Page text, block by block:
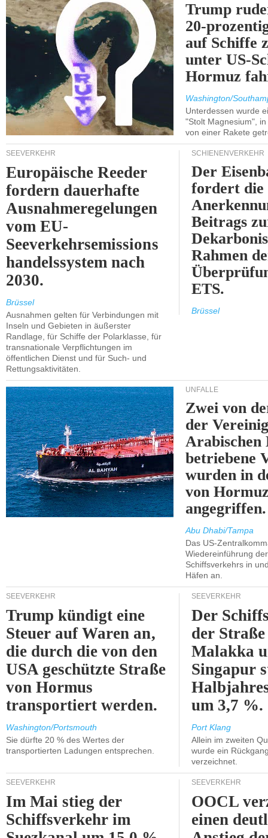
Trump
20-
auf Schiffe
unter US-
Hormuz
Washington/
Unterdessen wurde
"Stolt Magnesium",
von einer Rakete
SEEVERKEHR
Europäische Reeder
fordern dauerhafte
Ausnahmeregelungen
vom EU-
Seeverkehrsemissions
handelssystem nach
2030.
Brüssel
Ausnahmen gelten für Verbindungen mit
Inseln und Gebieten in äußerster
Randlage, für Schiffe der Polarklasse, für
transnationale Verpflichtungen im
öffentlichen Dienst und für Such- und
Rettungsaktivitäten.
SCHIENENVERKEHR
Der
fordert die
Beitrags
Rahmen
ETS.
Brüssel
UNFÄLLE
Zwei von
der
Arabischen
betriebene
wurden in
von
angegriffen.
Abu Dhabi/Tampa
Das US-
Wiedereinführung
Schiffsverkehrs in
Häfen an.
SEEVERKEHR
Trump kündigt eine
Steuer auf Waren an,
die durch die von den
USA geschützte Straße
von Hormus
transportiert werden.
Washington/Portsmouth
Sie dürfte 20 % des Wertes der
transportierten Ladungen entsprechen.
SEEVERKEHR
Der
der
Malakka
Singapur
um 3,7 %.
Port Klang
Allein im zweiten
wurde ein
verzeichnet.
SEEVERKEHR
Im Mai stieg der
Schiffsverkehr im
SEEVERKEHR
OOCL
einen